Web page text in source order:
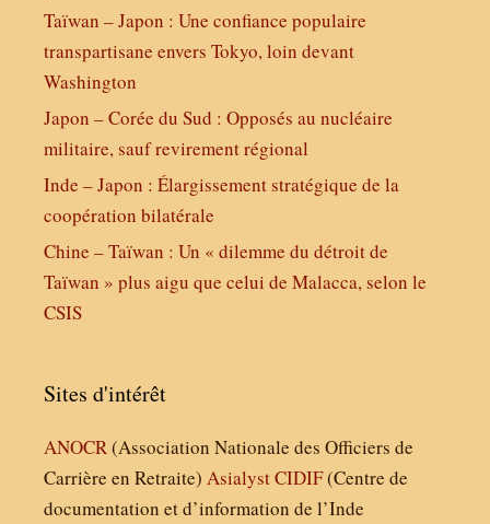
Taïwan – Japon : Une confiance populaire
transpartisane envers Tokyo, loin devant
Washington
Japon – Corée du Sud : Opposés au nucléaire
militaire, sauf revirement régional
Inde – Japon : Élargissement stratégique de la
coopération bilatérale
Chine – Taïwan : Un « dilemme du détroit de
Taïwan » plus aigu que celui de Malacca, selon le
CSIS
Sites d'intérêt
ANOCR(Association Nationale des Officiers de
Carrière en Retraite) AsialystCIDIF(Centre de
documentation et d’information de l’Inde